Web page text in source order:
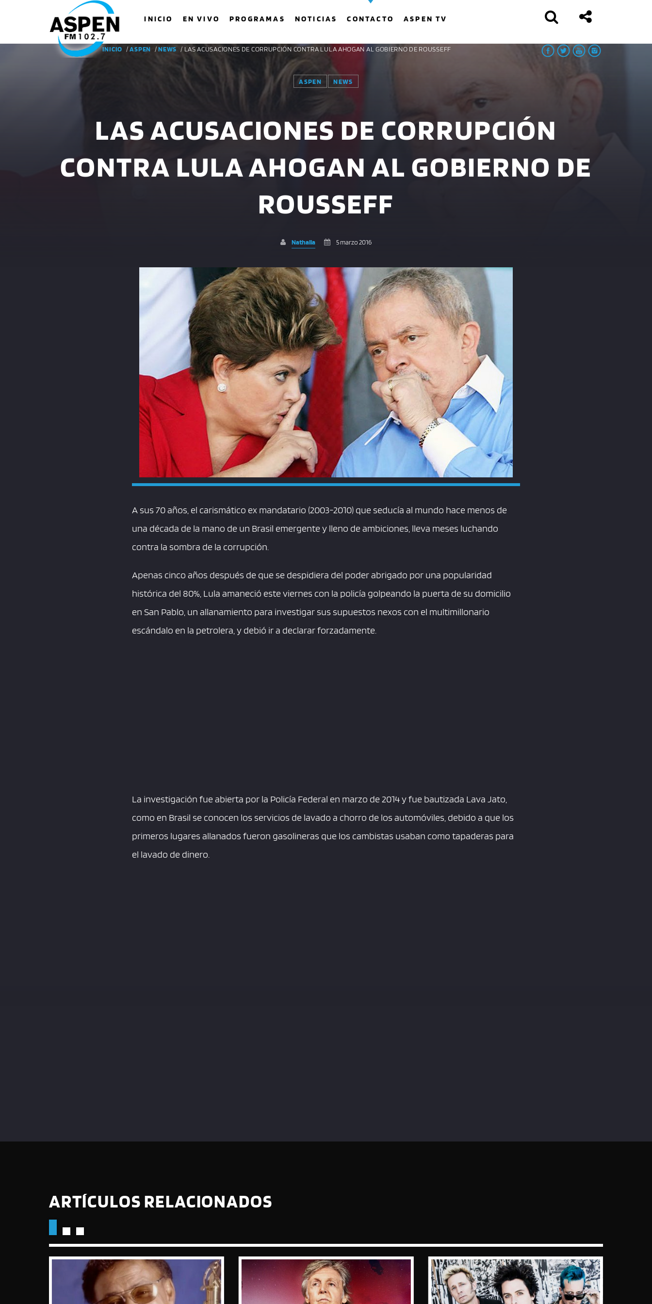
INICIO EN VIVO PROGRAMAS NOTICIAS CONTACTO ASPEN TV
BUSCAR EN EL SITIO:
COMPARTE ESTA PÁGINA EN:
INICIO /ASPEN /NEWS / LAS ACUSACIONES DE CORRUPCIÓN CONTRA LULA AHOGAN AL GOBIERNO DE ROUSSEFF
ASPEN NEWS
LAS ACUSACIONES DE CORRUPCIÓN
CONTRA LULA AHOGAN AL GOBIERNO DE
ROUSSEFF
Nathalia 5 marzo 2016
A sus 70 años, el carismático ex mandatario (2003-2010) que seducía al mundo hace menos de
una década de la mano de un Brasil emergente y lleno de ambiciones, lleva meses luchando
contra la sombra de la corrupción.
Apenas cinco años después de que se despidiera del poder abrigado por una popularidad
histórica del 80%, Lula amaneció este viernes con la policía golpeando la puerta de su domicilio
en San Pablo, un allanamiento para investigar sus supuestos nexos con el multimillonario
escándalo en la petrolera, y debió ir a declarar forzadamente.
La investigación fue abierta por la Policía Federal en marzo de 2014 y fue bautizada Lava Jato,
como en Brasil se conocen los servicios de lavado a chorro de los automóviles, debido a que los
primeros lugares allanados fueron gasolineras que los cambistas usaban como tapaderas para
el lavado de dinero.
ARTÍCULOS RELACIONADOS